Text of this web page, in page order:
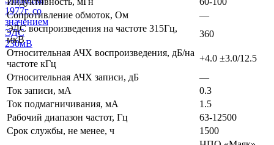
1977г, со
значением
ЭДС
230мВ
Сопротивление обмоток, Ом
—
ЭДС воспроизведения на частоте 315Гц,
мкВ
360
Относительная АЧХ воспроизведения, дБ/на
частоте кГц
+4.0 ±3.0/12.5
Относительная АЧХ записи, дБ
—
Ток записи, мА
0.3
Ток подмагничивания, мА
1.5
Рабочий диапазон частот, Гц
63-12500
Срок службы, не менее, ч
1500